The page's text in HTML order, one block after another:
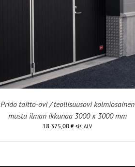
Prido taitto-ovi / teollisuusovi kolmiosainen
musta ilman ikkunaa 3000 x 3000 mm
18.375,00€ sis. ALV